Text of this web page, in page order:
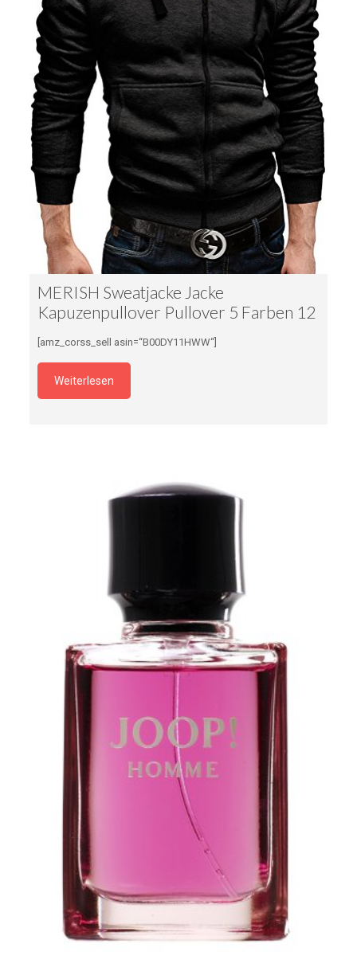
MERISH Sweatjacke Jacke
Kapuzenpullover Pullover 5 Farben 12
[amz_corss_sell asin=“B00DY11HWW“]
Weiterlesen